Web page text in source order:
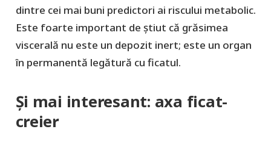
dintre cei mai buni predictori ai riscului metabolic.
Este foarte important de ştiut că grăsimea
viscerală nu este un depozit inert; este un organ
în permanentă legătură cu ficatul.
Şi mai interesant: axa ficat-
creier